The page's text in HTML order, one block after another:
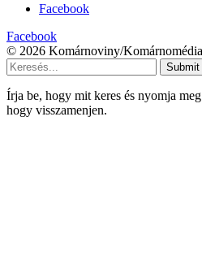
Facebook
Facebook
© 2026 Komárnoviny/
Submit
Írja be, hogy mit keres és nyomja meg
hogy visszamenjen.